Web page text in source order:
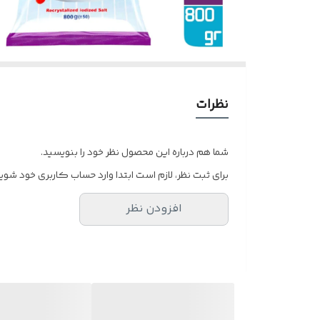
نظرات
شما هم درباره این محصول نظر خود را بنویسید.
برای ثبت نظر، لازم است ابتدا وارد حساب کاربری خود
افزودن نظر